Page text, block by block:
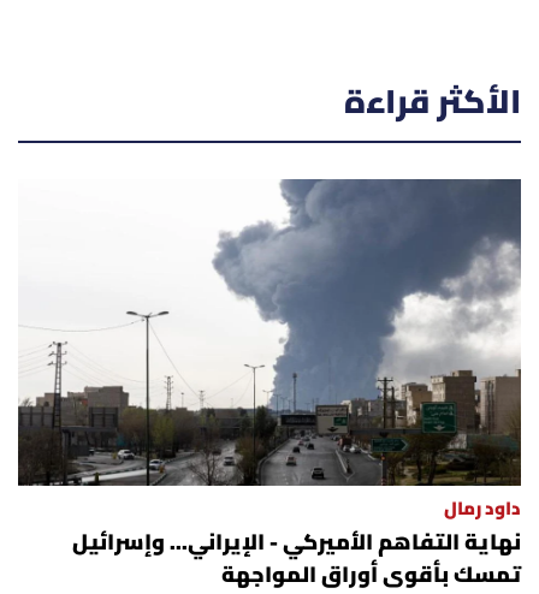
الأكثر قراءة
داود رمال
نهاية التفاهم الأميركي - الإيراني... وإسرائيل
تمسك بأقوى أوراق المواجهة